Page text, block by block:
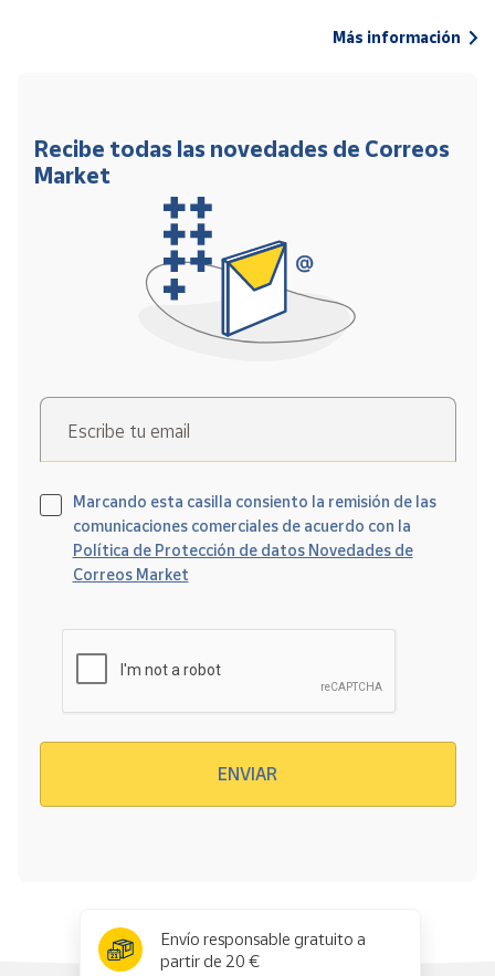
Más información
Recibe todas las novedades de Correos
Market
Escribe tu email
Marcando esta casilla consiento la remisión de las
comunicaciones comerciales de acuerdo con la
Política de Protección de datos Novedades de
Correos Market
ENVIAR
Envío responsable gratuito a
partir de 20 €